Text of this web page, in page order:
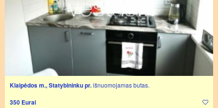
Klaipėdos m., Statybininku pr.išnuomojamas butas.
350 Eurai